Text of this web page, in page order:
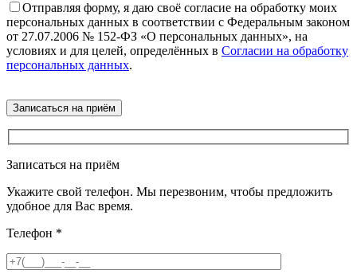
Отправляя форму, я даю своё согласие на обработку моих
персональных данных в соответствии с Федеральным законом
от 27.07.2006 № 152-ФЗ «О персональных данных», на
условиях и для целей, определённых в Согласии на обработку
персональных данных.
Записаться на приём
Укажите свой телефон. Мы перезвоним, чтобы предложить
удобное для Вас время.
Телефон *